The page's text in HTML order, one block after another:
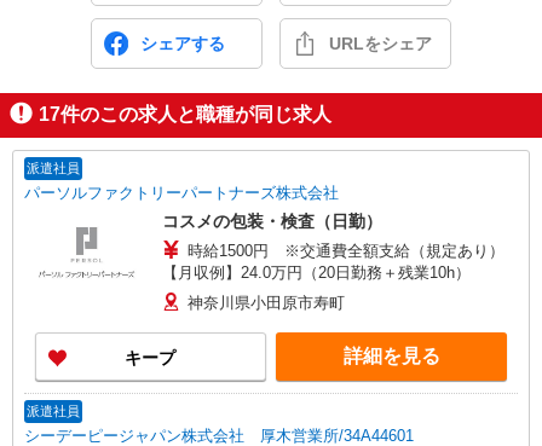
シェアする URLをシェア
17件のこの求人と職種が同じ求人
派遣社員
パーソルファクトリーパートナーズ株式会社
コスメの包装・検査（日勤）
時給1500円 ※交通費全額支給（規定あり）
【月収例】24.0万円（20日勤務＋残業10h）
神奈川県小田原市寿町
キープ 詳細を見る
派遣社員
シーデーピージャパン株式会社 厚木営業所/34A44601